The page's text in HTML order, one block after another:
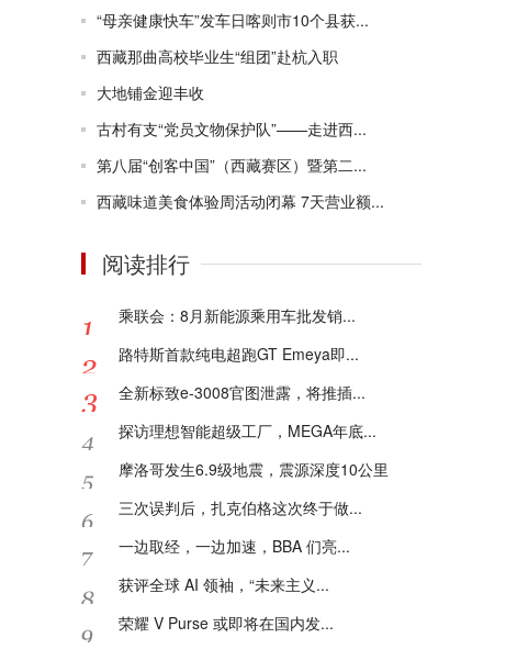
“母亲健康快车”发车日喀则市10个县获...
西藏那曲高校毕业生“组团”赴杭入职
大地铺金迎丰收
古村有支“党员文物保护队”——走进西...
第八届“创客中国”（西藏赛区）暨第二...
西藏味道美食体验周活动闭幕 7天营业额...
阅读排行
乘联会：8月新能源乘用车批发销...
路特斯首款纯电超跑GT Emeya即...
全新标致e-3008官图泄露，将推插...
探访理想智能超级工厂，MEGA年底...
摩洛哥发生6.9级地震，震源深度10公里
三次误判后，扎克伯格这次终于做...
一边取经，一边加速，BBA 们亮...
获评全球 AI 领袖，“未来主义...
荣耀 V Purse 或即将在国内发...